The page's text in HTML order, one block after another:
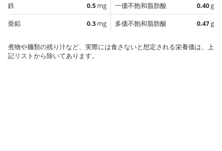
鉄
0.5 mg
亜鉛
0.3 mg
一価不飽和脂肪酸
0.40g
多価不飽和脂肪酸
0.47g
煮物や麺類の残り汁など、実際には食さないと想定される栄養価は、上
記リストから除いてあります。